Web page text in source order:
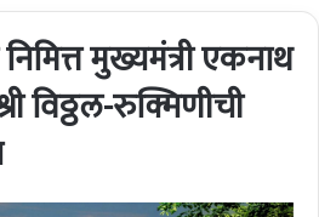
मुख्यमंत्री एकनाथ
विठ्ठल-रुक्मिणीची